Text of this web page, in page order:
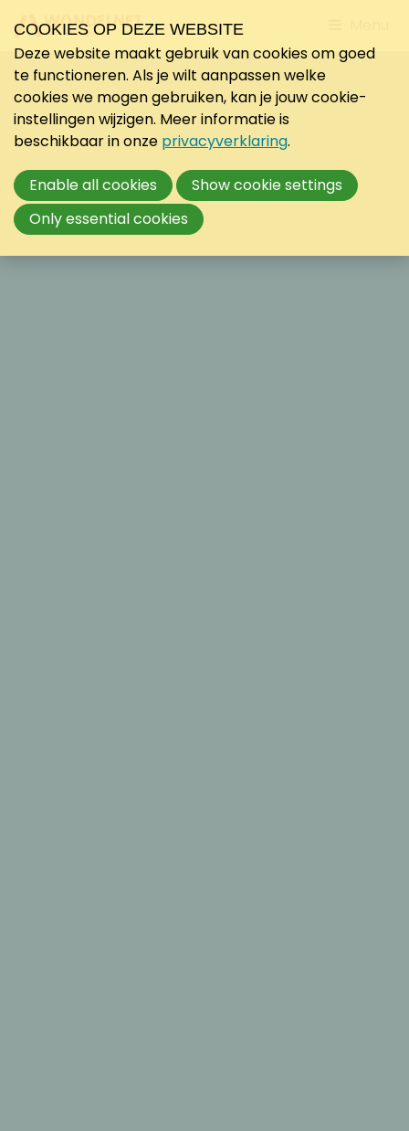
to
COOKIES OP DEZE WEBSITE
Deze website maakt gebruik van cookies om goed
te functioneren. Als je wilt aanpassen welke
cookies we mogen gebruiken, kan je jouw cookie-
instellingen wijzigen. Meer informatie is
beschikbaar in onze privacyverklaring.
Enable all cookies
Show cookie settings
Only essential cookies